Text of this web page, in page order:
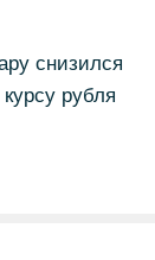
снизился
рубля